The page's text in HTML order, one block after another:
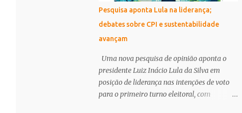
Pesquisa aponta Lula na liderança;
debates sobre CPI e sustentabilidade
avançam
Uma nova pesquisa de opinião aponta o
presidente Luiz Inácio Lula da Silva em
posição de liderança nas intenções de voto
para o primeiro turno eleitoral, com